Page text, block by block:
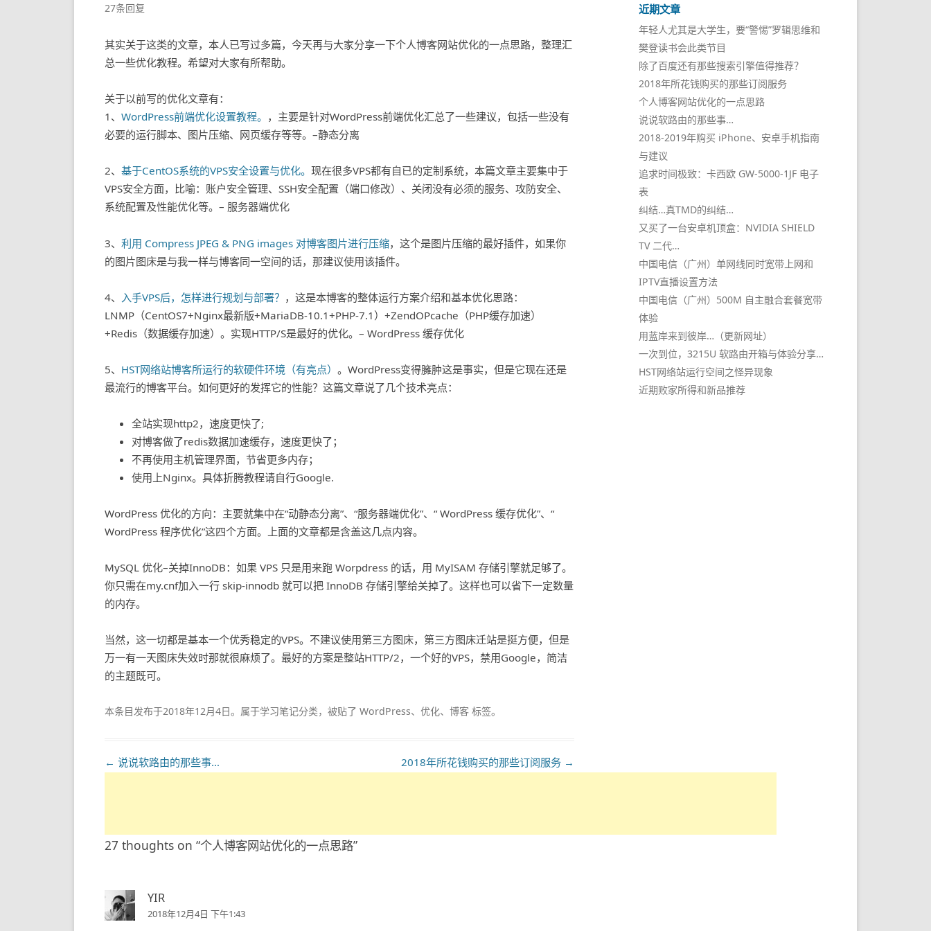
27条回复
其实关于这类的文章，本人已写过多篇，今天再与大家分享一下个人博客网站优化的一点思路，整理汇
总一些优化教程。希望对大家有所帮助。
关于以前写的优化文章有：
1、 WordPress前端优化设置教程。 ，主要是针对WordPress前端优化汇总了一些建议，包括一些没有
必要的运行脚本、图片压缩、网页缓存等等。–静态分离
2、 基于CentOS系统的VPS安全设置与优化。 现在很多VPS都有自已的定制系统，本篇文章主要集中于
VPS安全方面，比喻：账户安全管理、SSH安全配置（端口修改）、关闭没有必须的服务、攻防安全、
系统配置及性能优化等。– 服务器端优化
3、 利用 Compress JPEG & PNG images 对博客图片进行压缩，这个是图片压缩的最好插件，如果你
的图片图床是与我一样与博客同一空间的话，那建议使用该插件。
4、 入手VPS后，怎样进行规划与部署？ ，这是本博客的整体运行方案介绍和基本优化思路：
LNMP（CentOS7+Nginx最新版+MariaDB-10.1+PHP-7.1）+ZendOPcache（PHP缓存加速）
+Redis（数据缓存加速）。实现HTTP/S是最好的优化。– WordPress 缓存优化
5、 HST网络站博客所运行的软硬件环境（有亮点） 。WordPress变得臃肿这是事实，但是它现在还是
最流行的博客平台。如何更好的发挥它的性能？这篇文章说了几个技术亮点：
全站实现http2，速度更快了;
对博客做了redis数据加速缓存，速度更快了；
不再使用主机管理界面，节省更多内存；
使用上Nginx。具体折腾教程请自行Google.
WordPress 优化的方向：主要就集中在“动静态分离”、“服务器端优化”、“ WordPress 缓存优化”、“
WordPress 程序优化”这四个方面。上面的文章都是含盖这几点内容。
MySQL 优化–关掉InnoDB：如果 VPS 只是用来跑 Worpdress 的话，用 MyISAM 存储引擎就足够了。
你只需在my.cnf加入一行 skip-innodb 就可以把 InnoDB 存储引擎给关掉了。这样也可以省下一定数量
的内存。
当然，这一切都是基本一个优秀稳定的VPS。不建议使用第三方图床，第三方图床迁站是挺方便，但是
万一有一天图床失效时那就很麻烦了。最好的方案是整站HTTP/2，一个好的VPS，禁用Google，简洁
的主题既可。
本条目发布于2018年12月4日。属于学习笔记分类，被贴了 WordPress、 优化、 博客标签。
文
← 说说软路由的那些事… 2018年所花钱购买的那些订阅服务 →
27 thoughts on “个人博客网站优化的一点思路”
YIR
2018年12月4日 下午1:43
近期文章
年轻人尤其是大学生，要“警惕”罗辑思维和
樊登读书会此类节目
除了百度还有那些搜索引擎值得推荐？
2018年所花钱购买的那些订阅服务
个人博客网站优化的一点思路
说说软路由的那些事…
2018-2019年购买 iPhone、安卓手机指南
与建议
追求时间极致：卡西欧 GW-5000-1JF 电子
表
纠结…真TMD的纠结…
又买了一台安卓机顶盒：NVIDIA SHIELD
TV 二代…
中国电信（广州）单网线同时宽带上网和
IPTV直播设置方法
中国电信（广州）500M 自主融合套餐宽带
体验
用蓝岸来到彼岸…（更新网址）
一次到位，3215U 软路由开箱与体验分享…
HST网络站运行空间之怪异现象
近期败家所得和新品推荐